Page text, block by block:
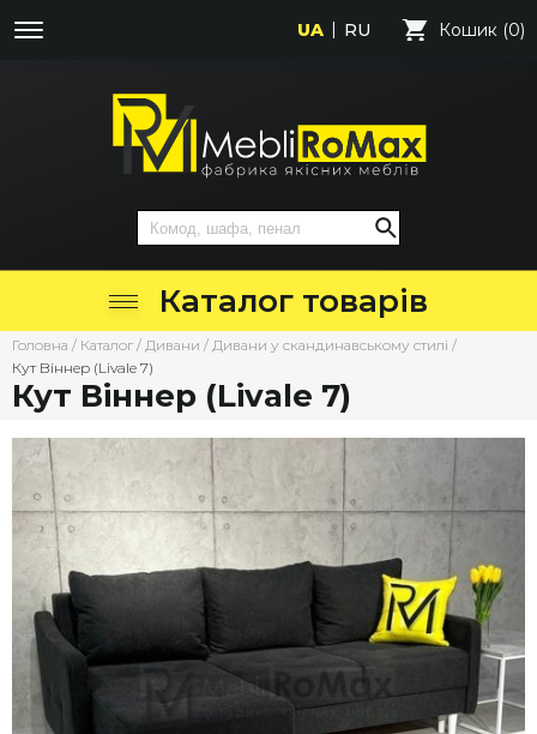
UA RU Кошик (0)
Каталог товарів
Головна / Каталог / Дивани / Дивани у скандинавському стилі /
Кут Віннер (Livale 7)
Кут Віннер (Livale 7)